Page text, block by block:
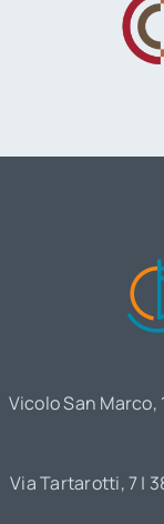
Vicolo San Marco,
Via Tartarotti, 7 |